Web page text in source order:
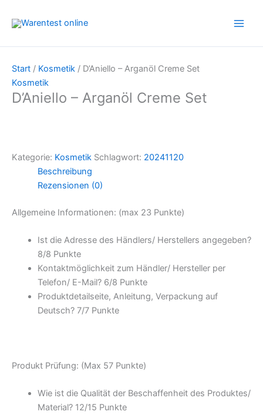
Inhalt
Start / Kosmetik / D’Aniello – Arganöl Creme Set
Kosmetik
D’Aniello – Arganöl Creme Set
Kategorie: Kosmetik Schlagwort: 20241120
Beschreibung
Rezensionen (0)
Allgemeine Informationen: (max 23 Punkte)
Ist die Adresse des Händlers/ Herstellers angegeben?
8/8 Punkte
Kontaktmöglichkeit zum Händler/ Hersteller per
Telefon/ E-Mail? 6/8 Punkte
Produktdetailseite, Anleitung, Verpackung auf
Deutsch? 7/7 Punkte
Produkt Prüfung: (Max 57 Punkte)
Wie ist die Qualität der Beschaffenheit des Produktes/
Material? 12/15 Punkte